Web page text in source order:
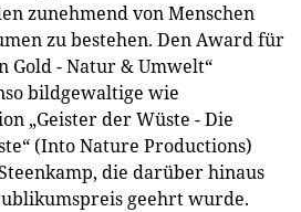
zunehmend von Menschen
zu bestehen. Den Award für
Gold - Natur & Umwelt“
bildgewaltige wie
„Geister der Wüste - Die
(Into Nature Productions)
die darüber hinaus
geehrt wurde.